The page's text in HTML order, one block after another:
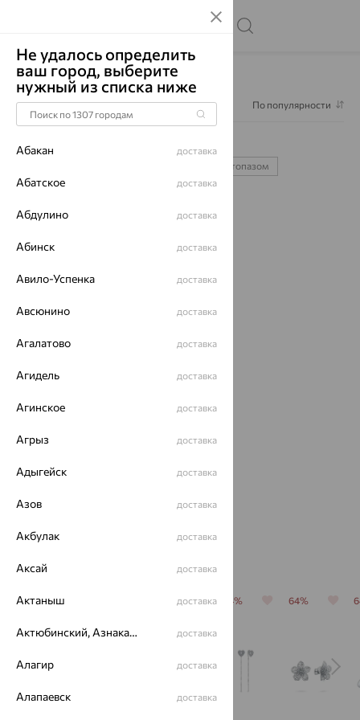
Главная Каталог Колье Колье Лазурит
Фильтр 1 По популярности
с топазом
64%
от
64% 64% 64%
Не удалось определить
ваш город, выберите
нужный из списка ниже
Абакан доставка
Абатское доставка
Абдулино доставка
Абинск доставка
Авило-Успенка доставка
Авсюнино доставка
Агалатово доставка
Агидель доставка
Агинское доставка
Агрыз доставка
Адыгейск доставка
Азов доставка
Акбулак доставка
Аксай доставка
Актаныш доставка
Актюбинский, Азнакаевский район доставка
Алагир доставка
Алапаевск доставка